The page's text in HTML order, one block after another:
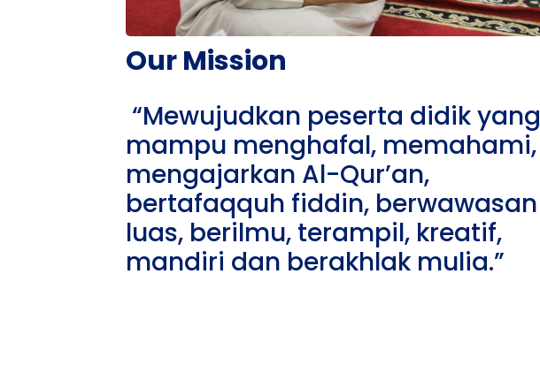
Our Mission
“Mewujudkan peserta didik yang
mampu menghafal, memahami,
mengajarkan Al-Qur’an,
bertafaqquh fiddin, berwawasan
luas, berilmu, terampil, kreatif,
mandiri dan berakhlak mulia.”